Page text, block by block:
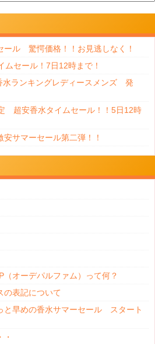
ル 驚愕価格！！お見逃しなく！
セール！7日12時まで！
ランキングレディースメンズ 発
超安香水タイムセール！！5日12時
サマーセール第二弾！！
（オーデパルファム）って何？
の表記について
早めの香水サマーセール スタート